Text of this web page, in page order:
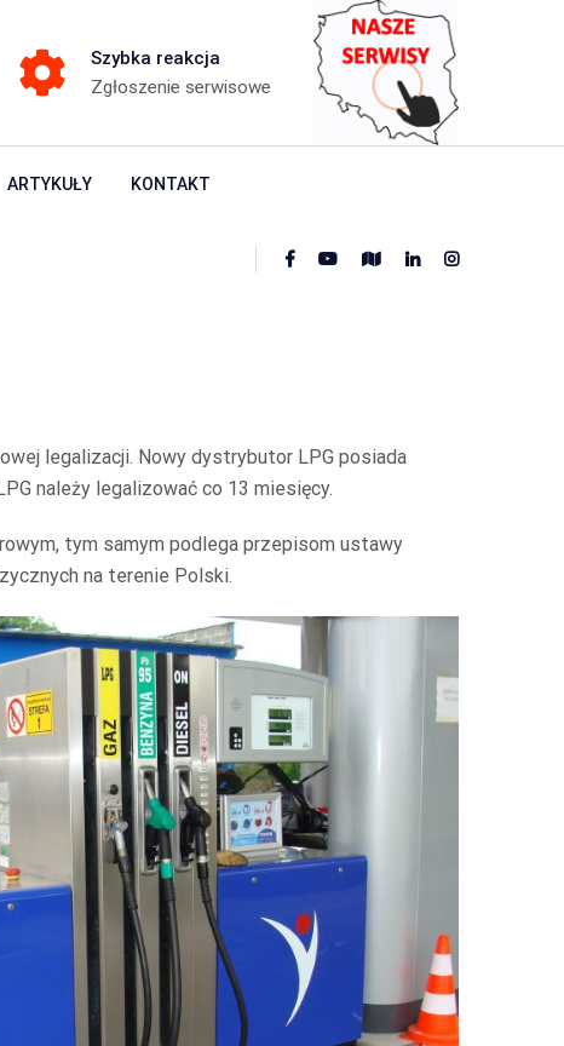
Szybka reakcja
Zgłoszenie serwisowe
ARTYKUŁY KONTAKT
legalizacji. Nowy dystrybutor LPG posiada
należy legalizować co 13 miesięcy.
tym samym podlega przepisom ustawy
na terenie Polski.